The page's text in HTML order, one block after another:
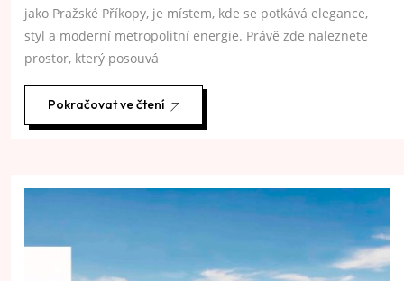
jako Pražské Příkopy, je místem, kde se potkává elegance,
styl a moderní metropolitní energie. Právě zde naleznete
prostor, který posouvá
Pokračovat ve čtení